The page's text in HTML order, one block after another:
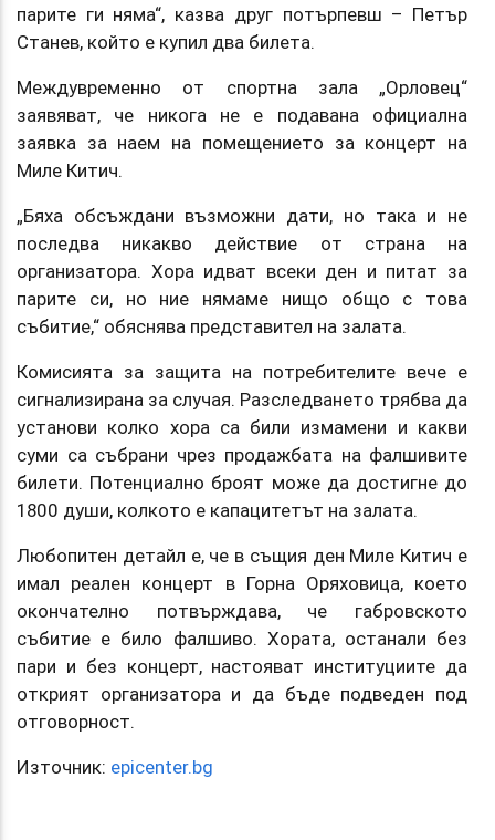
парите ги няма“, казва друг потърпевш – Петър
Станев, който е купил два билета.
Междувременно от спортна зала „Орловец“
заявяват, че никога не е подавана официална
заявка за наем на помещението за концерт на
Миле Китич.
„Бяха обсъждани възможни дати, но така и не
последва никакво действие от страна на
организатора. Хора идват всеки ден и питат за
парите си, но ние нямаме нищо общо с това
събитие,“ обяснява представител на залата.
Комисията за защита на потребителите вече е
сигнализирана за случая. Разследването трябва да
установи колко хора са били измамени и какви
суми са събрани чрез продажбата на фалшивите
билети. Потенциално броят може да достигне до
1800 души, колкото е капацитетът на залата.
Любопитен детайл е, че в същия ден Миле Китич е
имал реален концерт в Горна Оряховица, което
окончателно потвърждава, че габровското
събитие е било фалшиво. Хората, останали без
пари и без концерт, настояват институциите да
открият организатора и да бъде подведен под
отговорност.
Източник: epicenter.bg